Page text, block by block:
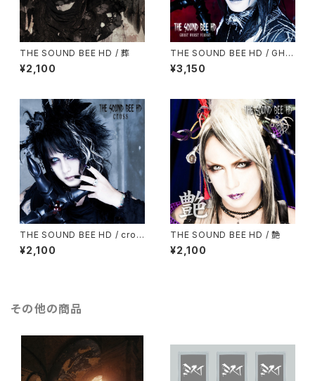
THE SOUND BEE HD / 葬
¥2,100
THE SOUND BEE HD / GHO
ST WORST FOREST
¥3,150
THE SOUND BEE HD / cros
s
¥2,100
THE SOUND BEE HD / 艶
¥2,100
その他の商品